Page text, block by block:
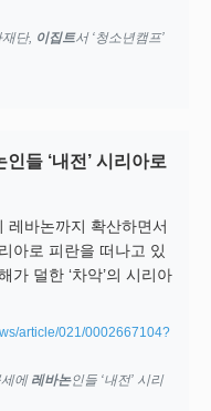
단, 이집트서 ‘청소년캠프’
들 ‘내전’ 시리아로
레바논까지 확산하면서
아로 피란을 떠나고 있
가 덜한 ‘차악’의 시리아
article/021/0002667104?
세에 레바논인들 ‘내전’ 시리